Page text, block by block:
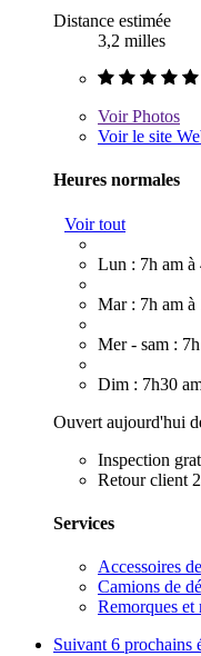
Distance estimée
3,2 milles
VoirPhotos
Voir le site
Heures normales
Voir tout
Lun : 7h am à
Mar : 7h am à
Mer - sam :
Dim : 7h30
Ouvert aujourd'hui
Inspection
Retour client
Services
Accessoires
Camions de
Remorques et
Suivant 6 prochains